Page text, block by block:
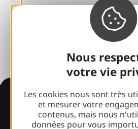
Nous
votre vie
Les cookies nous sont très
et mesurer votre
contenus, mais nous
données pour vous
Photothèque
Informations